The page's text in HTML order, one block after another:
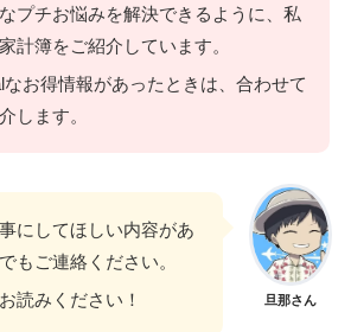
プチお悩みを解決できるように、私
計簿をご紹介しています。
なお得情報があったときは、合わせて
します。
旦那さん
にしてほしい内容があ
もご連絡ください。
読みください！